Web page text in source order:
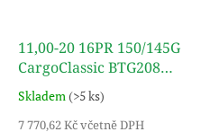
11,00-20 16PR 150/145G
CargoClassic BTG208
(SET) TT TURON
Skladem(>5 ks)
7 770,62 Kč včetně DPH